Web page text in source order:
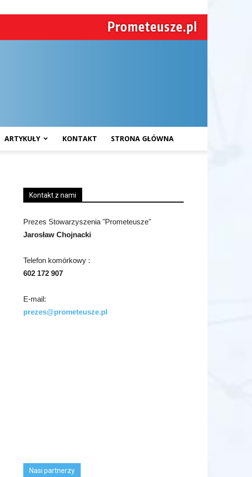
ARTYKUŁY KONTAKT STRONA GŁÓWNA
Kontakt z nami
Prezes Stowarzyszenia "Prometeusze"
Jarosław Chojnacki
Telefon komórkowy :
602 172 907
E-mail:
prezes@prometeusze.pl
Nasi partnerzy